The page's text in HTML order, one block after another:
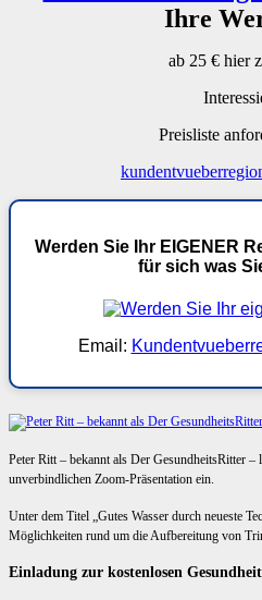
Ihre
ab 25 € hier
Preisliste
Werden Sie Ihr EIGENER
für sich was
Email:
Peter Ritt – bekannt als Der GesundheitsRitter –
unverbindlichen Zoom-Präsentation ein.
Unter dem Titel „Gutes Wasser durch neueste
Möglichkeiten rund um die Aufbereitung von
Einladung zur kostenlosen